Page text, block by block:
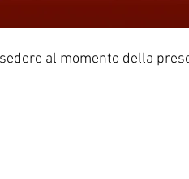
al momento della